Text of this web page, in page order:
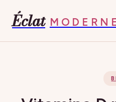
Éclat MODERNE